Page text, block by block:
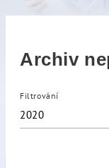
Archiv
Filtrování
2020